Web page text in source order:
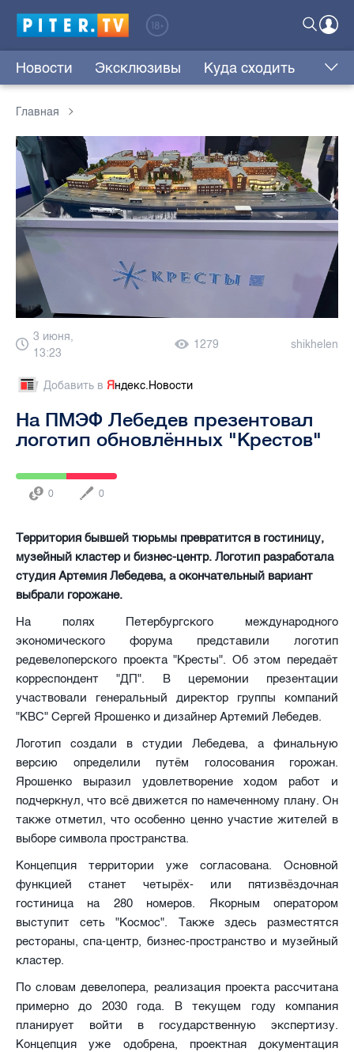
Новости Эксклюзивы Куда сходить
Главная
3 июня,
13:23
1279 shikhelen
Добавить в Яндекс.Новости
На ПМЭФ Лебедев презентовал
логотип обновлённых "Крестов"
0 0
Территория бывшей тюрьмы превратится в гостиницу,
музейный кластер и бизнес-центр. Логотип разработала
студия Артемия Лебедева, а окончательный вариант
выбрали горожане.
На полях Петербургского международного
экономического форума представили логотип
редевелоперского проекта "Кресты". Об этом передаёт
корреспондент "ДП". В церемонии презентации
участвовали генеральный директор группы компаний
"КВС" Сергей Ярошенко и дизайнер Артемий Лебедев.
Логотип создали в студии Лебедева, а финальную
версию определили путём голосования горожан.
Ярошенко выразил удовлетворение ходом работ и
подчеркнул, что всё движется по намеченному плану. Он
также отметил, что особенно ценно участие жителей в
выборе символа пространства.
Концепция территории уже согласована. Основной
функцией станет четырёх- или пятизвёздочная
гостиница на 280 номеров. Якорным оператором
выступит сеть "Космос". Также здесь разместятся
рестораны, спа-центр, бизнес-пространство и музейный
кластер.
По словам девелопера, реализация проекта рассчитана
примерно до 2030 года. В текущем году компания
планирует войти в государственную экспертизу.
Концепция уже одобрена, проектная документация